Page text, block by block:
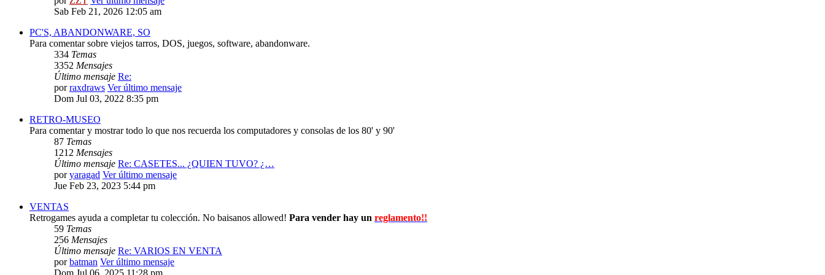
Sab Feb 21, 2026 12:05 am
PC'S, ABANDONWARE, SO
Para comentar sobre viejos tarros, DOS, juegos, software, abandonware.
334 Temas
3352 Mensajes
Último mensaje Re:
porraxdraws Ver último mensaje
Dom Jul 03, 2022 8:35 pm
RETRO-MUSEO
Para comentar y mostrar todo lo que nos recuerda los computadores y consolas de los 80' y 90'
87 Temas
1212 Mensajes
Último mensaje Re: CASETES... ¿QUIEN TUVO? ¿…
poryaragad Ver último mensaje
Jue Feb 23, 2023 5:44 pm
VENTAS
Retrogames ayuda a completar tu colección. No baisanos allowed! Para vender hay un reglamento!!
59 Temas
256 Mensajes
Último mensaje Re: VARIOS EN VENTA
porbatman Ver último mensaje